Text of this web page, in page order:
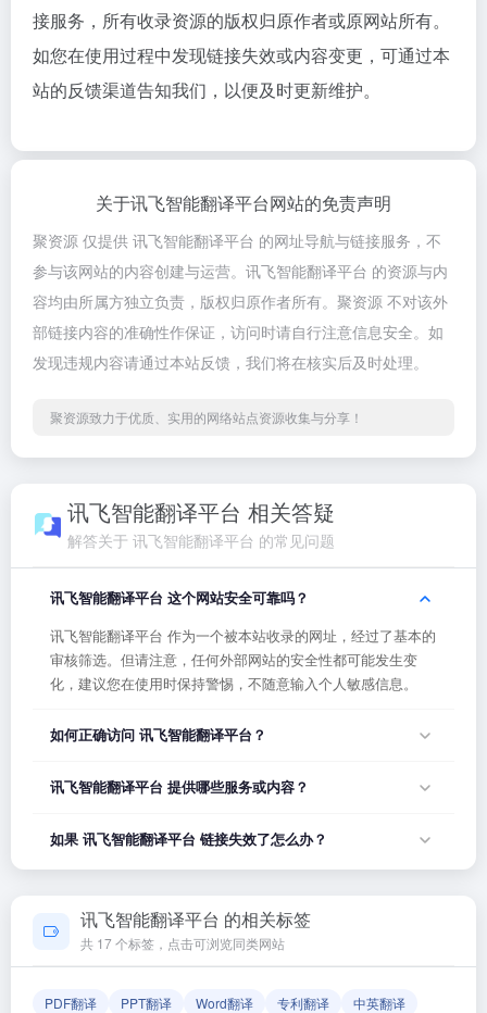
接服务，所有收录资源的版权归原作者或原网站所有。
如您在使用过程中发现链接失效或内容变更，可通过本
站的反馈渠道告知我们，以便及时更新维护。
关于讯飞智能翻译平台网站的免责声明
聚资源 仅提供 讯飞智能翻译平台 的网址导航与链接服务，不
参与该网站的内容创建与运营。讯飞智能翻译平台 的资源与内
容均由所属方独立负责，版权归原作者所有。聚资源 不对该外
部链接内容的准确性作保证，访问时请自行注意信息安全。如
发现违规内容请通过本站反馈，我们将在核实后及时处理。
聚资源致力于优质、实用的网络站点资源收集与分享！
讯飞智能翻译平台 相关答疑
解答关于 讯飞智能翻译平台 的常见问题
讯飞智能翻译平台 这个网站安全可靠吗？
讯飞智能翻译平台 作为一个被本站收录的网址，经过了基本的
审核筛选。但请注意，任何外部网站的安全性都可能发生变
化，建议您在使用时保持警惕，不随意输入个人敏感信息。
如何正确访问 讯飞智能翻译平台？
译平台，或者在浏览器地址栏输入正确的网址。如果遇到无法
议稍后再试。
讯飞智能翻译平台 提供哪些服务或内容？
站作为导航平台，致力于帮助用户发现和整理优质网站资源，
具体网站的内容与服务由该网站运营方负责。
如果 讯飞智能翻译平台 链接失效了怎么办？
如果发现链接无法打开或内容已变更，您可以使用页面上的
确保导航链接的准确性和有效性。
讯飞智能翻译平台 的相关标签
共 17 个标签，点击可浏览同类网站
PDF翻译 PPT翻译 Word翻译 专利翻译
中英翻译